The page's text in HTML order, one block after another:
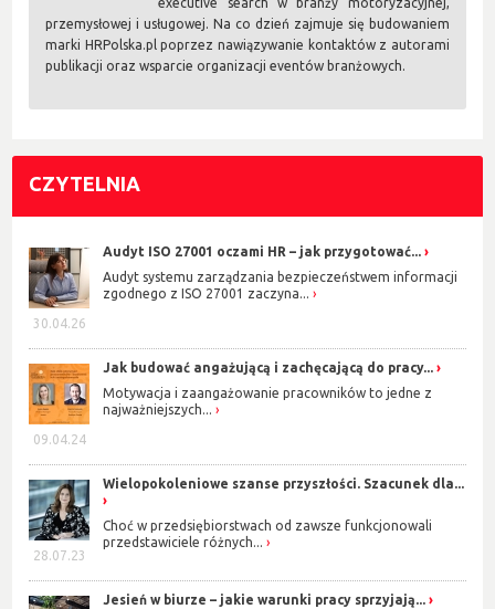
executive search w branży motoryzacyjnej,
przemysłowej i usługowej. Na co dzień zajmuje się budowaniem
marki HRPolska.pl poprzez nawiązywanie kontaktów z autorami
publikacji oraz wsparcie organizacji eventów branżowych.
CZYTELNIA
30.04.26
Audyt ISO 27001 oczami HR – jak przygotować...
Audyt systemu zarządzania bezpieczeństwem informacji
zgodnego z ISO 27001 zaczyna...
09.04.24
Jak budować angażującą i zachęcającą do pracy...
Motywacja i zaangażowanie pracowników to jedne z
najważniejszych...
28.07.23
Wielopokoleniowe szanse przyszłości. Szacunek dla...
Choć w przedsiębiorstwach od zawsze funkcjonowali
przedstawiciele różnych...
Jesień w biurze – jakie warunki pracy sprzyjają...